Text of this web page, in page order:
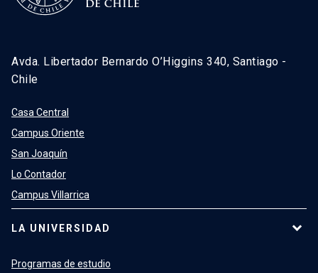
Avda. Libertador Bernardo O’Higgins 340, Santiago -
Chile
Casa Central
Campus Oriente
San Joaquín
Lo Contador
Campus Villarrica
LA UNIVERSIDAD
Programas de estudio